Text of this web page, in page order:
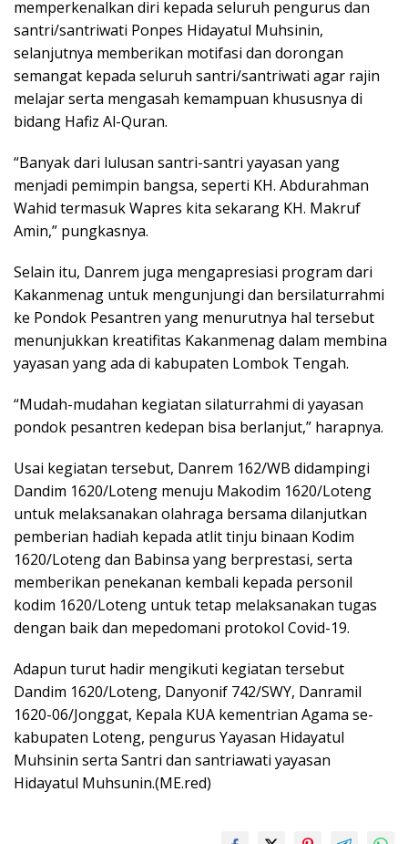
memperkenalkan diri kepada seluruh pengurus dan
santri/santriwati Ponpes Hidayatul Muhsinin,
selanjutnya memberikan motifasi dan dorongan
semangat kepada seluruh santri/santriwati agar rajin
melajar serta mengasah kemampuan khususnya di
bidang Hafiz Al-Quran.
“Banyak dari lulusan santri-santri yayasan yang
menjadi pemimpin bangsa, seperti KH. Abdurahman
Wahid termasuk Wapres kita sekarang KH. Makruf
Amin,” pungkasnya.
Selain itu, Danrem juga mengapresiasi program dari
Kakanmenag untuk mengunjungi dan bersilaturrahmi
ke Pondok Pesantren yang menurutnya hal tersebut
menunjukkan kreatifitas Kakanmenag dalam membina
yayasan yang ada di kabupaten Lombok Tengah.
“Mudah-mudahan kegiatan silaturrahmi di yayasan
pondok pesantren kedepan bisa berlanjut,” harapnya.
Usai kegiatan tersebut, Danrem 162/WB didampingi
Dandim 1620/Loteng menuju Makodim 1620/Loteng
untuk melaksanakan olahraga bersama dilanjutkan
pemberian hadiah kepada atlit tinju binaan Kodim
1620/Loteng dan Babinsa yang berprestasi, serta
memberikan penekanan kembali kepada personil
kodim 1620/Loteng untuk tetap melaksanakan tugas
dengan baik dan mepedomani protokol Covid-19.
Adapun turut hadir mengikuti kegiatan tersebut
Dandim 1620/Loteng, Danyonif 742/SWY, Danramil
1620-06/Jonggat, Kepala KUA kementrian Agama se-
kabupaten Loteng, pengurus Yayasan Hidayatul
Muhsinin serta Santri dan santriawati yayasan
Hidayatul Muhsunin.(ME.red)